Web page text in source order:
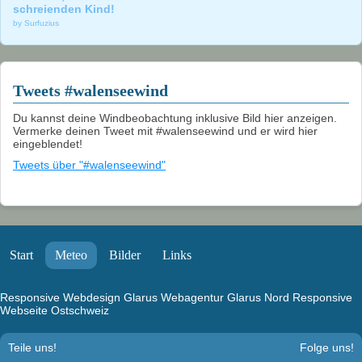
schreienden Kind!
by Surfuzius
Tweets #walenseewind
Du kannst deine Windbeobachtung inklusive Bild hier anzeigen.
Vermerke deinen Tweet mit #walenseewind und er wird hier
eingeblendet!
Tweets über "#walenseewind"
Start Meteo Bilder Links
Responsive Webdesign Glarus Webagentur Glarus Nord Responsive
Webseite Ostschweiz
Teile uns! Folge uns!